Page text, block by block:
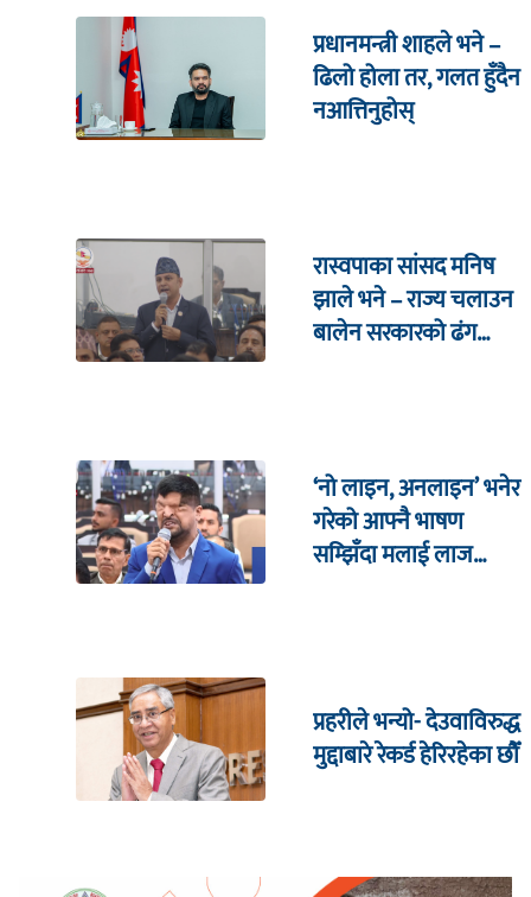
प्रधानमन्त्री शाहले भने –
ढिलो होला तर, गलत हुँदैन
नआत्तिनुहोस्
रास्वपाका सांसद मनिष
झाले भने – राज्य चलाउन
बालेन सरकारको ढंग
‘नो लाइन, अनलाइन’ भनेर
गरेको आफ्नै भाषण
सम्झिँदा मलाई लाज
प्रहरीले भन्यो- देउवाविरुद्ध
मुद्दाबारे रेकर्ड हेरिरहेका छौँ